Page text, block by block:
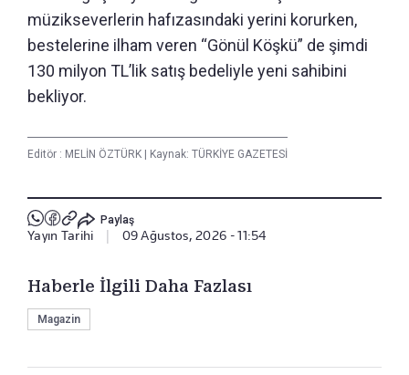
müzikseverlerin hafızasındaki yerini korurken,
bestelerine ilham veren “Gönül Köşkü” de şimdi
130 milyon TL’lik satış bedeliyle yeni sahibini
bekliyor.
Editör : MELİN ÖZTÜRK Kaynak: TÜRKİYE GAZETESİ
Paylaş
Yayın Tarihi 09 Ağustos, 2026 - 11:54
Haberle İlgili Daha Fazlası
Magazin